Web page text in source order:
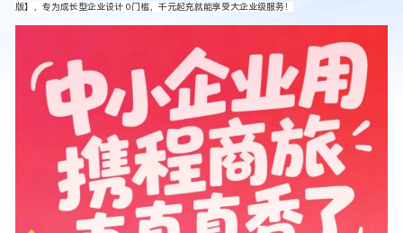
版】，专为成长型企业设计 0门槛，千元起充就能享受大企业级服务！